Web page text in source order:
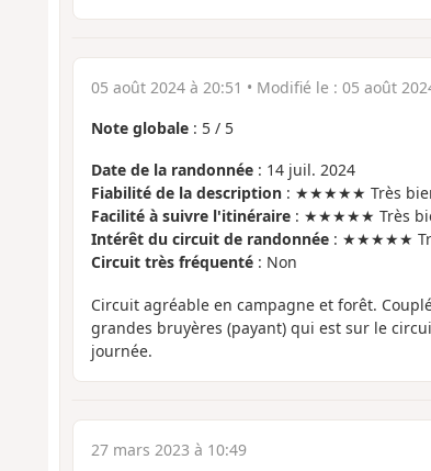
05 août 2024 à 20:51 • Modifié le : 05 août
Note globale: 5/ 5
Date de la randonnée: 14 juil. 2024
Fiabilité de la description: ★★★★★ Très
Facilité à suivre l'itinéraire: ★★★★★ Très
Intérêt du circuit de randonnée: ★★★★★
Circuit très fréquenté: Non
Circuit agréable en campagne et forêt.
grandes bruyères (payant) qui est sur le
journée.
27 mars 2023 à 10:49